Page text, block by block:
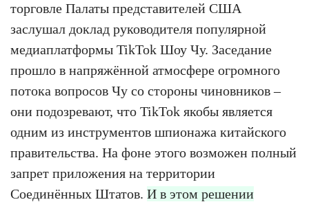
торговле Палаты представителей США
заслушал доклад руководителя популярной
медиаплатформы TikTok Шоу Чу. Заседание
прошло в напряжённой атмосфере огромного
потока вопросов Чу со стороны чиновников –
они подозревают, что TikTok якобы является
одним из инструментов шпионажа китайского
правительства. На фоне этого возможен полный
запрет приложения на территории
Соединённых Штатов. И в этом решении